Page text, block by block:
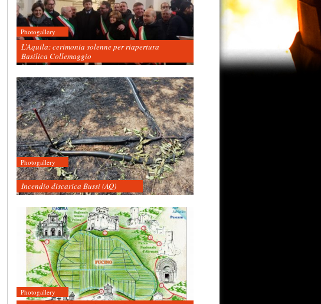
Photogallery
L’Aquila: cerimonia solenne per riapertura
Basilica Collemaggio
Photogallery
Incendio discarica Bussi (AQ)
Photogallery